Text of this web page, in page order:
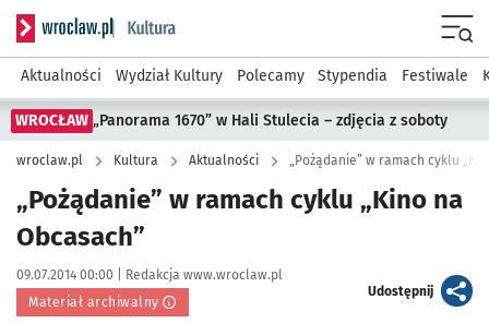
Serwis informacyjny wroclaw.pl podserwis: Kultura
Aktualności Wydział Kultury Polecamy Stypendia Festiwale
WROCŁAW „Panorama 1670” w Hali Stulecia – zdjęcia z soboty
wroclaw.pl Kultura Aktualności „Pożądanie” w ramach cyklu
„Pożądanie” w ramach cyklu „Kino na
Obcasach”
Data publikacji:
09.07.2014 00:00 | Autor:
Redakcja www.wroclaw.pl
Materiał archiwalny
Udostępnijartykuł